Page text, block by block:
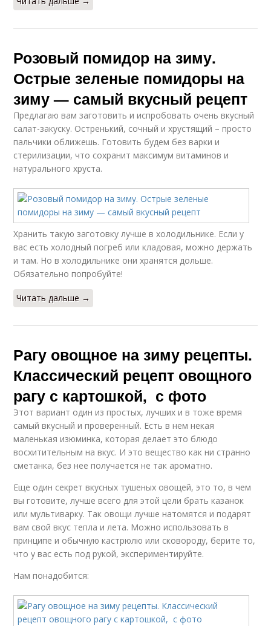
Розовый помидор на зиму.
Острые зеленые помидоры на
зиму — самый вкусный рецепт
Предлагаю вам заготовить и испробовать очень вкусный
салат-закуску. Остренький, сочный и хрустящий – просто
пальчики оближешь. Готовить будем без варки и
стерилизации, что сохранит максимум витаминов и
натурального хруста.
Хранить такую заготовку лучше в холодильнике. Если у
вас есть холодный погреб или кладовая, можно держать
и там. Но в холодильнике они хранятся дольше.
Обязательно попробуйте!
Читать дальше →
Рагу овощное на зиму рецепты.
Классический рецепт овощного
рагу с картошкой, с фото
Этот вариант один из простых, лучших и в тоже время
самый вкусный и проверенный. Есть в нем некая
маленькая изюминка, которая делает это блюдо
восхитительным на вкус. И это вещество как ни странно
сметанка, без нее получается не так ароматно.
Еще один секрет вкусных тушеных овощей, это то, в чем
вы готовите, лучше всего для этой цели брать казанок
или мультиварку. Так овощи лучше натомятся и подарят
вам свой вкус тепла и лета. Можно использовать в
принципе и обычную кастрюлю или сковороду, берите то,
что у вас есть под рукой, экспериментируйте.
Нам понадобится: